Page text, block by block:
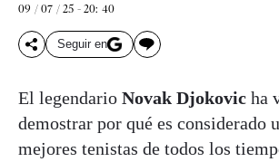
09 / 07 / 25 - 20: 40
Seguir en
El legendario Novak Djokovic ha
demostrar por qué es considerado
mejores tenistas de todos los